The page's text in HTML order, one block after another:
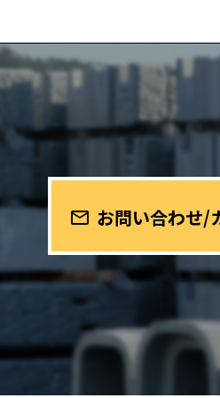
mail_outline お問い合わせ/